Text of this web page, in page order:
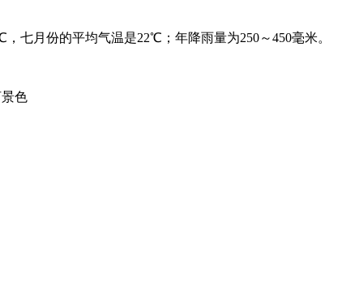
七月份的平均气温是22℃；年降雨量为250～450毫米。
色